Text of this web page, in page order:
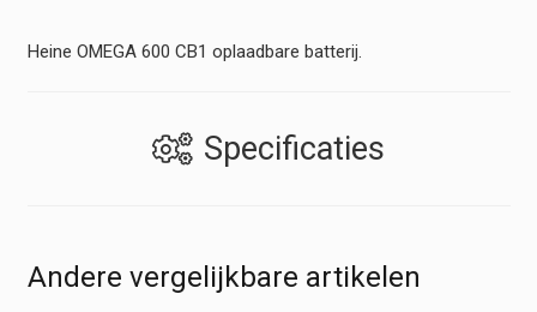
Heine OMEGA 600 CB1 oplaadbare batterij.
Specificaties
Andere vergelijkbare artikelen